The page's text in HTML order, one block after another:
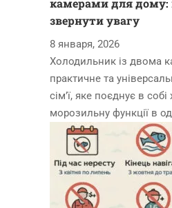
камерами для дому:
звернути увагу
8 января, 2026
Холодильник із двома
практичне та
сім’ї, яке поєднує в
морозильну функції в